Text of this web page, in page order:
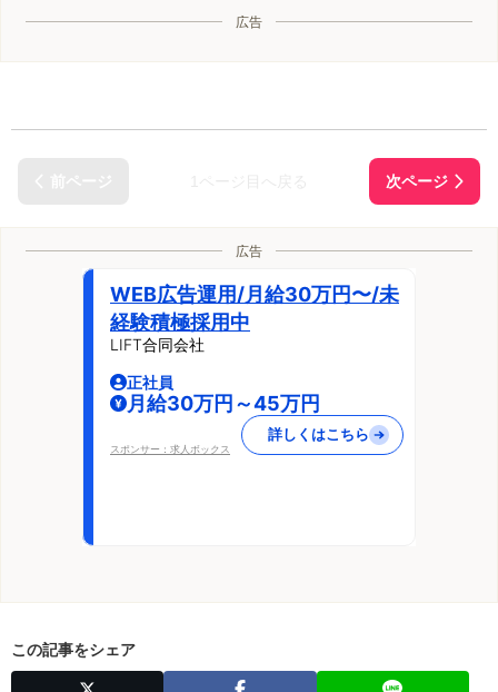
広告
広告
WEB広告運用/月給30万円〜/未
経験積極採用中
LIFT合同会社
正社員
月給30万円～45万円
スポンサー：求人ボックス
詳しくはこちら
この記事をシェア